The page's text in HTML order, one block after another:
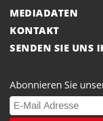
MEDIADATEN
KONTAKT
SENDEN SIE UNS
Abonnieren Sie